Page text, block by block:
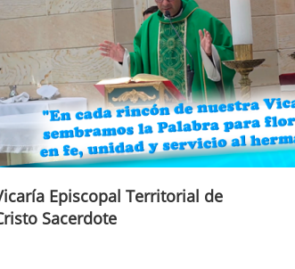
Episcopal Territorial de
Sacerdote